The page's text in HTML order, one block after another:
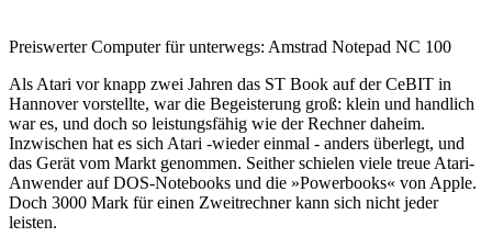
Preiswerter Computer für unterwegs: Amstrad Notepad NC 100
Als Atari vor knapp zwei Jahren das ST Book auf der CeBIT in
Hannover vorstellte, war die Begeisterung groß: klein und handlich
war es, und doch so leistungsfähig wie der Rechner daheim.
Inzwischen hat es sich Atari -wieder einmal - anders überlegt, und
das Gerät vom Markt genommen. Seither schielen viele treue Atari-
Anwender auf DOS-Notebooks und die »Powerbooks« von Apple.
Doch 3000 Mark für einen Zweitrechner kann sich nicht jeder
leisten.